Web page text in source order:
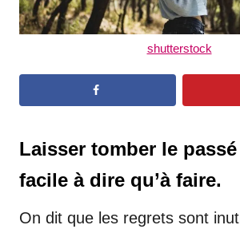
shutterstock
Laisser tomber le
facile à dire qu’à faire.
On dit que les regrets sont